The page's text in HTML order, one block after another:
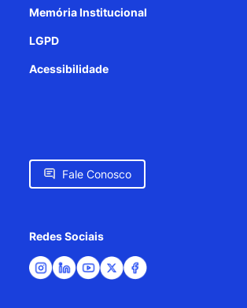
Memória Institucional
LGPD
Acessibilidade
Fale Conosco
Redes Sociais